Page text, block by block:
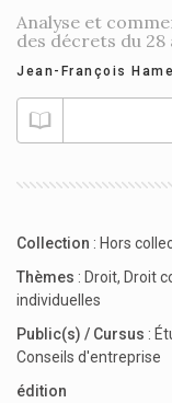
Analyse et
des décrets du 28
Jean-François
Collection : Hors
Thèmes : Droit, Droit
individuelles
Public(s) / Cursus :
Conseils d'entreprise
édition